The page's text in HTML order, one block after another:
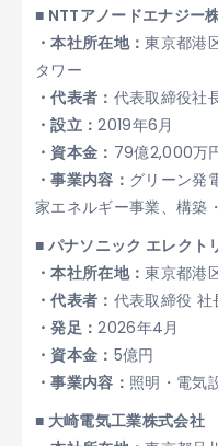
■ NTTアノードエナジー
・本社所在地：東京都港
タワー
・代表者： 代表取締役社
・設立：2019年6月
・資本金： 79億2,000万
・事業内容： グリーン発
家エネルギー事業、構築
■ パナソニック エレクト
・本社所在地：東京都港
・代表者： 代表取締役
・発足：2026年4月
・資本金： 5億円
・事業内容： 照明・電気
■ 大崎電気工業株式会社